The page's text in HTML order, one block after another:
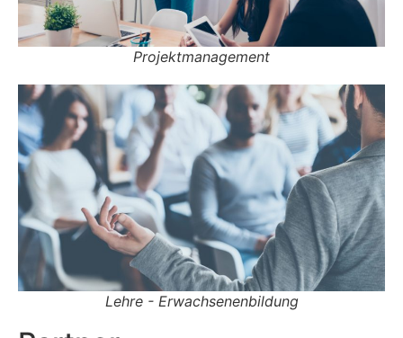
Projektmanagement
Lehre - Erwachsenenbildung